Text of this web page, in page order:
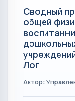
Сводный
общей
Лог
Автор: